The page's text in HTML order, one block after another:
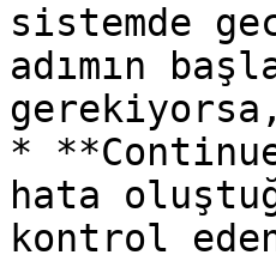
sistemde
adımın
*
hata
kontrol